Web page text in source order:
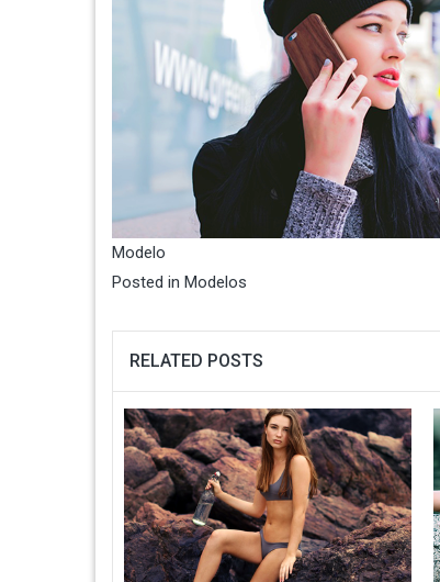
Modelo
Posted in Modelos
RELATED POSTS